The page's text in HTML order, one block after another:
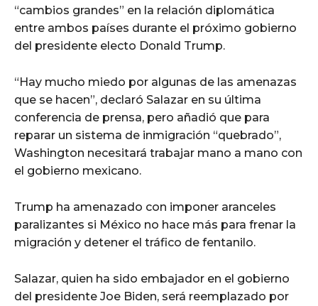
“cambios grandes” en la relación diplomática
entre ambos países durante el próximo gobierno
del presidente electo Donald Trump.
“Hay mucho miedo por algunas de las amenazas
que se hacen”, declaró Salazar en su última
conferencia de prensa, pero añadió que para
reparar un sistema de inmigración “quebrado”,
Washington necesitará trabajar mano a mano con
el gobierno mexicano.
Trump ha amenazado con imponer aranceles
paralizantes si México no hace más para frenar la
migración y detener el tráfico de fentanilo.
Salazar, quien ha sido embajador en el gobierno
del presidente Joe Biden, será reemplazado por